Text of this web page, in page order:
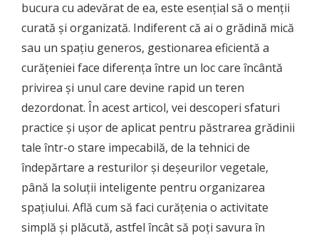
bucura cu adevărat de ea, este esențial să o menții
curată și organizată. Indiferent că ai o grădină mică
sau un spațiu generos, gestionarea eficientă a
curățeniei face diferența între un loc care încântă
privirea și unul care devine rapid un teren
dezordonat. În acest articol, vei descoperi sfaturi
practice și ușor de aplicat pentru păstrarea grădinii
tale într-o stare impecabilă, de la tehnici de
îndepărtare a resturilor și deșeurilor vegetale,
până la soluții inteligente pentru organizarea
spațiului. Află cum să faci curățenia o activitate
simplă și plăcută, astfel încât să poți savura în